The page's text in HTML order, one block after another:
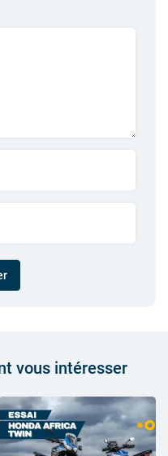
vous intéresser